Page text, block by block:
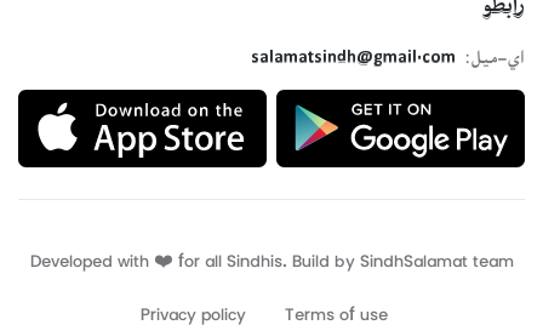
رابطو
اي-ميل:
salamatsindh@gmail.com
Developed with ❤️ for all Sindhis. Build by
Terms of use